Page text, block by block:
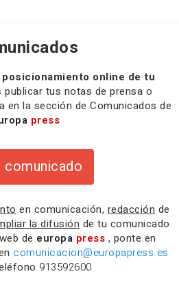
online de tu
publicar tus notas de prensa o
en la sección de Comunicados de
press
comunicado
en comunicación, redacción de
la difusión de tu comunicado
de europa press , ponte en
comunicacion@europapress.es
913592600